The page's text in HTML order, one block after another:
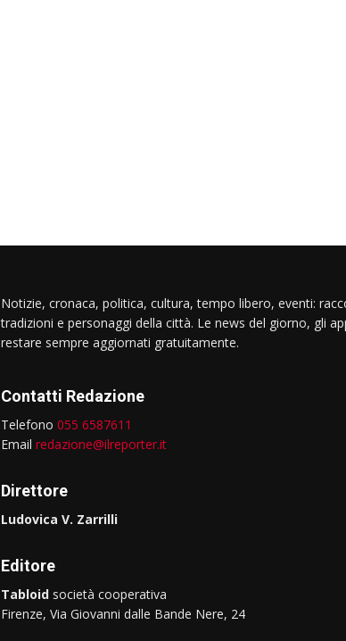
Notizie, cronaca, politica, cultura, tempo libero, eventi:
tradizioni e personaggi della città. Le news del giorno, gli
restare sempre aggiornati gratuitamente.
Contatti Redazione
Telefono 055 6587611
Email redazione@ilreporter.it
Direttore
Ludovica V. Zarrilli
Editore
Tabloid società cooperativa
Firenze, Via Giovanni dalle Bande Nere, 24